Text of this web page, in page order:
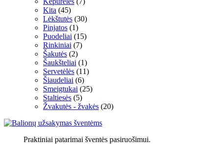
Kita (45)
Lėkštutės (30)
Pinjatos (1)
Puodeliai (15)
Rinkiniai (7)
Šakutės (2)
Šaukšteliai (1)
Servetėlės (11)
Šiaudeliai (6)
Smeigtukai (25)
Staltiesės (5)
Žvakutės - žvakės (20)
Praktiniai patarimai šventės pasiruošimui.